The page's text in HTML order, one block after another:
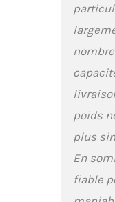
poids
plus
En
fiable